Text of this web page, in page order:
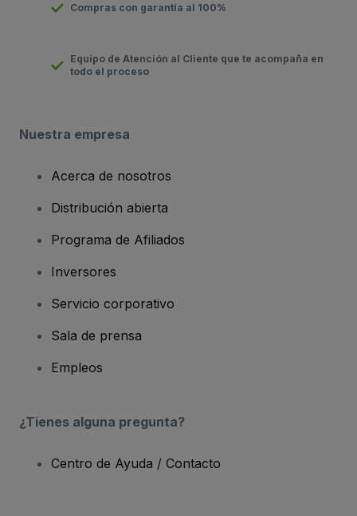
Compras con garantía al 100%
Equipo de Atención al Cliente que te acompaña en
todo el proceso
Nuestra empresa
Acerca de nosotros
Distribución abierta
Programa de Afiliados
Inversores
Servicio corporativo
Sala de prensa
Empleos
¿Tienes alguna pregunta?
Centro de Ayuda / Contacto